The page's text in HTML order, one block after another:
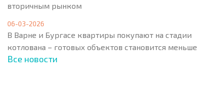
вторичным рынком
06-03-2026
В Варне и Бургасе квартиры покупают на стадии
котлована – готовых объектов становится меньше
Все новости